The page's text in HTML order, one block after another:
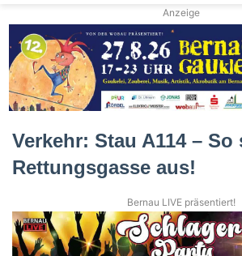
Anzeige
Verkehr: Stau A114 –
Rettungsgasse aus!
Bernau LIVE präsentiert!